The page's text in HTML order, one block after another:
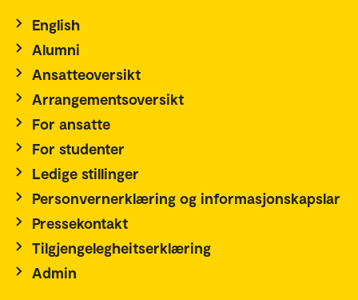
English
Alumni
Ansatteoversikt
Arrangementsoversikt
For ansatte
For studenter
Ledige stillinger
Personvernerklæring og informasjonskapslar
Pressekontakt
Tilgjengelegheitserklæring
Admin